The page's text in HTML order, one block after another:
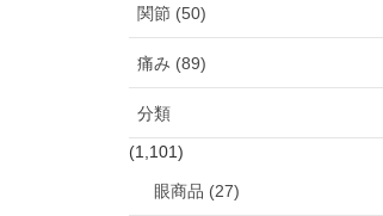
関節 (50)
痛み (89)
分類
(1,101)
眼商品 (27)